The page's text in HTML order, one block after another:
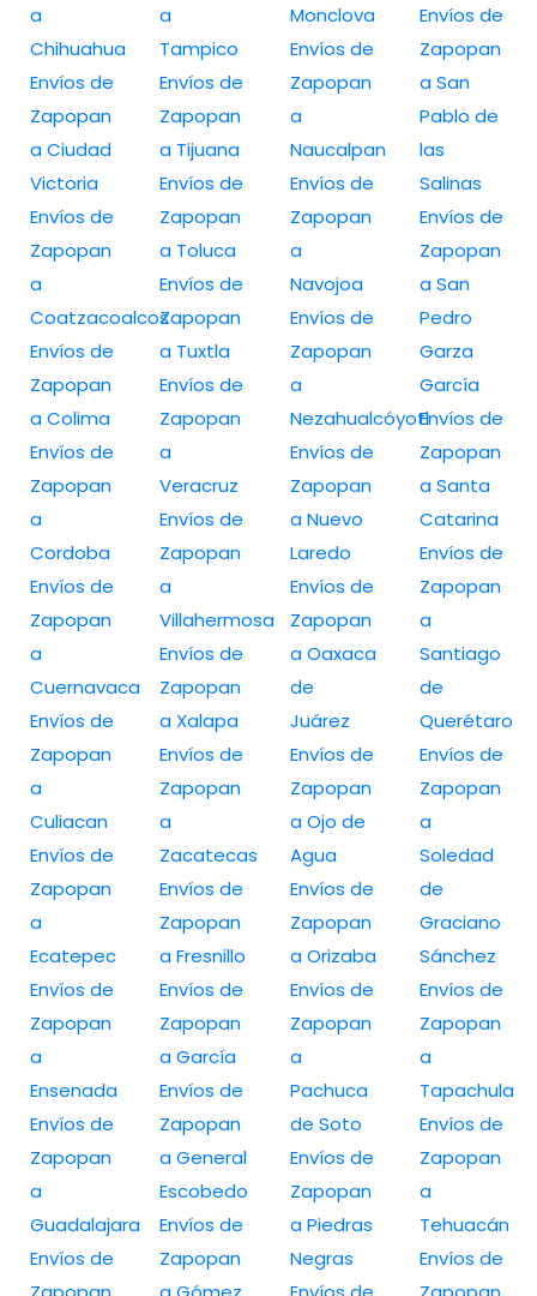
a
Chihuahua
Envíos de
Zapopan
a Ciudad
Victoria
Envíos de
Zapopan
a
Coatzacoalcos
Envíos de
Zapopan
a Colima
Envíos de
Zapopan
a
Cordoba
Envíos de
Zapopan
a
Cuernavaca
Envíos de
Zapopan
a
Culiacan
Envíos de
Zapopan
a
Ecatepec
Envíos de
Zapopan
a
Ensenada
Envíos de
Zapopan
a
Guadalajara
Envíos de
a
Tampico
Envíos de
Zapopan
a Tijuana
Envíos de
Zapopan
a Toluca
Envíos de
Zapopan
a Tuxtla
Envíos de
Zapopan
a
Veracruz
Envíos de
Zapopan
a
Villahermosa
Envíos de
Zapopan
a Xalapa
Envíos de
Zapopan
a
Zacatecas
Envíos de
Zapopan
a Fresnillo
Envíos de
Zapopan
a García
Envíos de
Zapopan
a General
Escobedo
Envíos de
Zapopan
Monclova
Envíos de
Zapopan
a
Naucalpan
Envíos de
Zapopan
a
Navojoa
Envíos de
Zapopan
a
Nezahualcóyotl
Envíos de
Zapopan
a Nuevo
Laredo
Envíos de
Zapopan
a Oaxaca
de
Juárez
Envíos de
Zapopan
a Ojo de
Agua
Envíos de
Zapopan
a Orizaba
Envíos de
Zapopan
a
Pachuca
de Soto
Envíos de
Zapopan
a Piedras
Negras
Envíos de
Zapopan
a San
Pablo de
las
Salinas
Envíos de
Zapopan
a San
Pedro
Garza
García
Envíos de
Zapopan
a Santa
Catarina
Envíos de
Zapopan
a
Santiago
de
Querétaro
Envíos de
Zapopan
a
Soledad
de
Graciano
Sánchez
Envíos de
Zapopan
a
Tapachula
Envíos de
Zapopan
a
Tehuacán
Envíos de